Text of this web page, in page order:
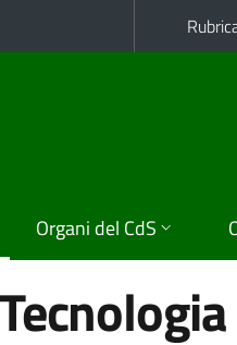
Organi del CdS